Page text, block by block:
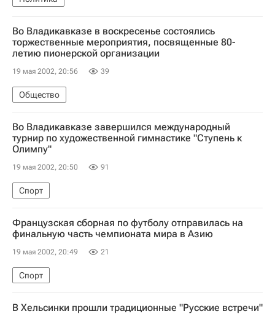
Во Владикавказе в воскресенье состоялись
торжественные мероприятия, посвященные 80-
летию пионерской организации
19 мая 2002, 20:56 39
Общество
Во Владикавказе завершился международный
турнир по художественной гимнастике "Ступень к
Олимпу"
19 мая 2002, 20:50 91
Спорт
Французская сборная по футболу отправилась на
финальную часть чемпионата мира в Азию
19 мая 2002, 20:49 21
Спорт
В Хельсинки прошли традиционные "Русские встречи"